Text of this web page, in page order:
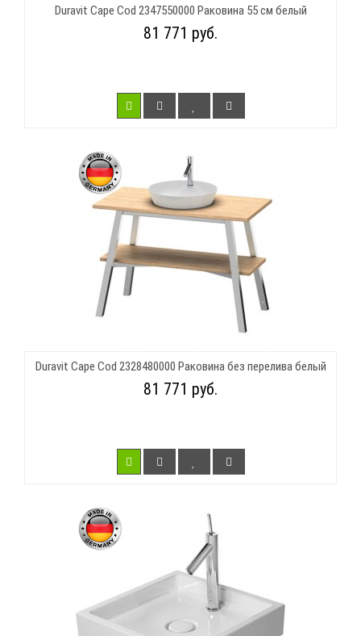
Duravit Cape Cod 2347550000 Раковина 55 см белый
81 771 руб.
Duravit Cape Cod 2328480000 Раковина без перелива белый
81 771 руб.